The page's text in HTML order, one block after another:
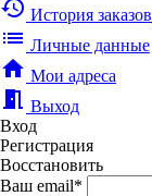
history История заказов
list Личные данные
home Мои адреса
meeting_room Выход
Вход
Регистрация
Восстановить
Ваш email*